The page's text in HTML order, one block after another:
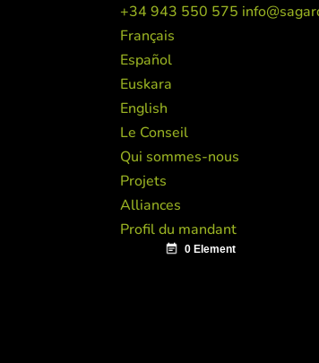
+34 943 550 575
Français
Español
Euskara
English
Le Conseil
Qui sommes-nous
Projets
Alliances
Profil du mandant